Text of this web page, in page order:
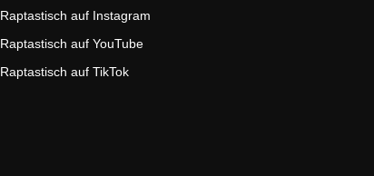
Raptastisch auf Instagram
Raptastisch auf YouTube
Raptastisch auf TikTok